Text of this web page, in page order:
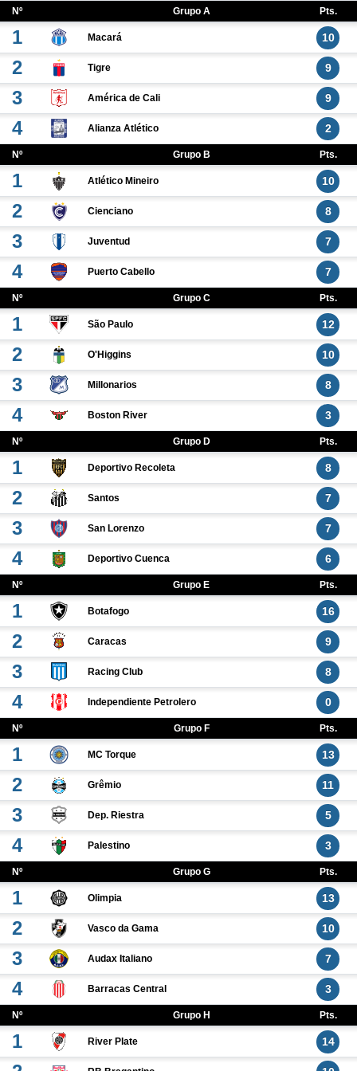
Nº Grupo A Pts.
1 Macará 10
2 Tigre 9
3 América de Cali 9
4 Alianza Atlético 2
Nº Grupo B Pts.
1 Atlético Mineiro 10
2 Cienciano 8
3 Juventud 7
4 Puerto Cabello 7
Nº Grupo C Pts.
1 São Paulo 12
2 O'Higgins 10
3 Millonarios 8
4 Boston River 3
Nº Grupo D Pts.
1 Deportivo Recoleta 8
2 Santos 7
3 San Lorenzo 7
4 Deportivo Cuenca 6
Nº Grupo E Pts.
1 Botafogo 16
2 Caracas 9
3 Racing Club 8
4 Independiente Petrolero 0
Nº Grupo F Pts.
1 MC Torque 13
2 Grêmio 11
3 Dep. Riestra 5
4 Palestino 3
Nº Grupo G Pts.
1 Olimpia 13
2 Vasco da Gama 10
3 Audax Italiano 7
4 Barracas Central 3
Nº Grupo H Pts.
1 River Plate 14